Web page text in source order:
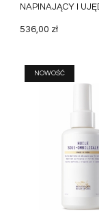
NAPINAJĄCY I
536,00 zł
NOWOŚĆ